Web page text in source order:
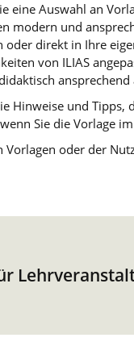
eine Auswahl an
modern und
oder direkt in Ihre
von ILIAS
ansprechend
Hinweise und
Sie die Vorlage
Vorlagen oder der